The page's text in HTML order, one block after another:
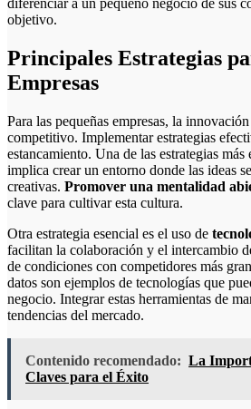
diferenciar a un pequeño negocio de sus
objetivo.
Principales Estrategias
Empresas
Para las pequeñas empresas, la
competitivo. Implementar estrategias
estancamiento. Una de las estrategias
implica crear un entorno donde las ideas
creativas. Promover una mentalidad
clave para cultivar esta cultura.
Otra estrategia esencial es el uso de
facilitan la colaboración y el intercambio
de condiciones con competidores más
datos son ejemplos de tecnologías que
negocio. Integrar estas herramientas de
tendencias del mercado.
Contenido recomendado: La
Claves para el Éxito